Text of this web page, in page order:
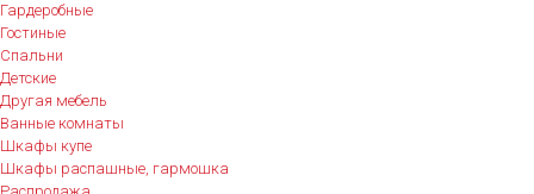
Гардеробные
Гостиные
Спальни
Детские
Другая мебель
Ванные комнаты
Шкафы купе
Шкафы распашные, гармошка